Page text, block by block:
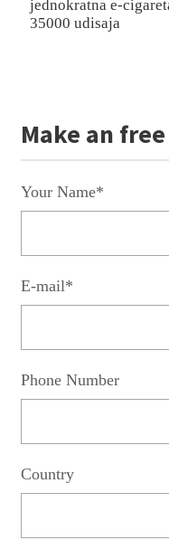
jednokratna e-
35000 udisaja
Make an
Your Name*
E-mail*
Phone Number
Country